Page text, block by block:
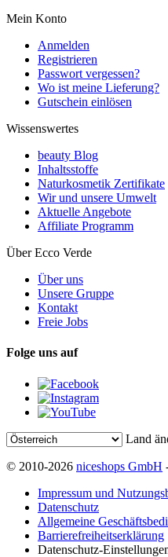
Mein Konto
Anmelden
Registrieren
Passwort vergessen?
Wo ist meine Lieferung?
Gutschein einlösen
Wissenswertes
beauty Blog
Inhaltsstoffe
Naturkosmetik Zertifikate
Wir und unsere Umwelt
Aktuelle Angebote
Affiliate Programm
Über Ecco Verde
Über uns
Unsere Gruppe
Kontakt
Freie Jobs
Folge uns auf
Land
© 2010-2026 niceshops GmbH
Impressum und
Datenschutz
Allgemeine
Barrierefreiheitserklärung
Datenschutz-